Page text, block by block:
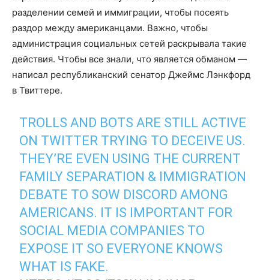
разделении семей и иммиграции, чтобы посеять
раздор между американцами. Важно, чтобы
администрация социальных сетей раскрывала такие
действия. Чтобы все знали, что является обманом —
написал республиканский сенатор Джеймс Лэнкфорд
в Твиттере.
TROLLS AND BOTS ARE STILL ACTIVE
ON TWITTER TRYING TO DECEIVE US.
THEY’RE EVEN USING THE CURRENT
FAMILY SEPARATION & IMMIGRATION
DEBATE TO SOW DISCORD AMONG
AMERICANS. IT IS IMPORTANT FOR
SOCIAL MEDIA COMPANIES TO
EXPOSE IT SO EVERYONE KNOWS
WHAT IS FAKE.